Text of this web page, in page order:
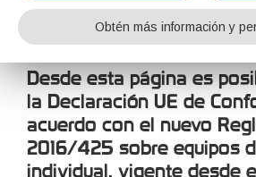
Desde esta página es
la Declaración UE de
acuerdo con el nuevo
2016/425 sobre equipos
individual, vigente desde
Obtén más información y